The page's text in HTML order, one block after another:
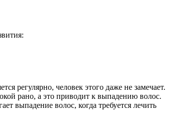
регулярно, человек этого даже не замечает.
рано, а это приводит к выпадению волос.
выпадение волос, когда требуется лечить